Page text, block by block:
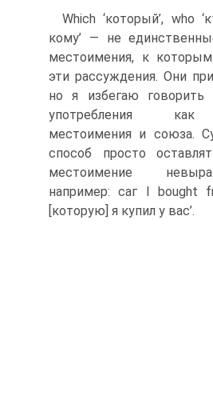
Which ‘который’, who
кому’ — не
местоимения, к
эти рассуждения. Они
но я избегаю
употребления как
местоимения и союза.
способ просто
местоимение
например: саг I bought
[которую] я купил у вас’.